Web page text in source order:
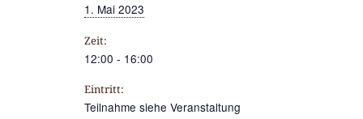
1. Mai 2023
Zeit:
12:00 - 16:00
Eintritt:
Teilnahme siehe Veranstaltung